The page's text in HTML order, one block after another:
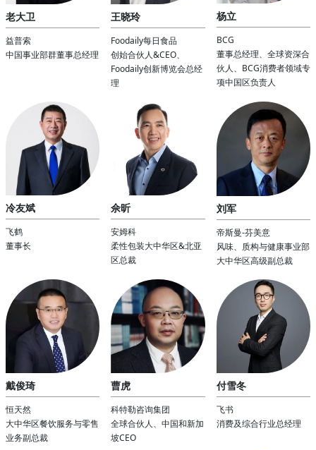
老大卫
益普索
中国事业部群董事总经理
王晓玲
Foodaily每日食品
创始合伙人&CEO、
Foodaily创新博览会总经
理
杨立
BCG
董事总经理、全球资深合
伙人、BCG消费者领域专
项中国区负责人
冷友斌
飞鹤
董事长
佘昕
安姆科
柔性包装大中华区&北亚
区总裁
刘军
帝斯曼-芬美意
风味、质构与健康事业部
大中华区高级副总裁
戴俊琦
恒天然
大中华区餐饮服务与零售
业务副总裁
曹虎
科特勒咨询集团
全球合伙人、中国和新加
坡CEO
付雪冬
飞书
消费及综合行业总经理